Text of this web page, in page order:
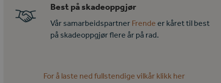
Best på skadeoppgjør
Vår samarbeidspartner Frende er kåret til best
på skadeoppgjør flere år på rad.
For å laste ned fullstendige vilkår klikk her